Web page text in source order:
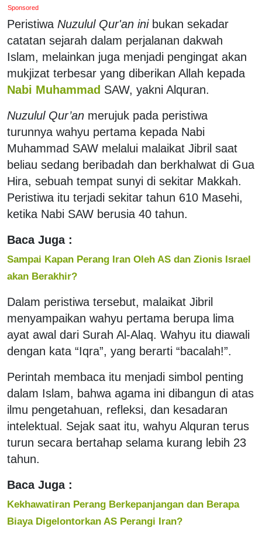
Sponsored
Peristiwa Nuzulul Qur'an inibukan sekadar
catatan sejarah dalam perjalanan dakwah
Islam, melainkan juga menjadi pengingat akan
mukjizat terbesar yang diberikan Allah kepada
Nabi Muhammad SAW, yakni Alquran.
Nuzulul Qur’an merujuk pada peristiwa
turunnya wahyu pertama kepada Nabi
Muhammad SAW melalui malaikat Jibril saat
beliau sedang beribadah dan berkhalwat di Gua
Hira, sebuah tempat sunyi di sekitar Makkah.
Peristiwa itu terjadi sekitar tahun 610 Masehi,
ketika Nabi SAW berusia 40 tahun.
Baca Juga :
Sampai Kapan Perang Iran Oleh AS dan Zionis Israel
akan Berakhir?
Dalam peristiwa tersebut, malaikat Jibril
menyampaikan wahyu pertama berupa lima
ayat awal dari Surah Al-Alaq. Wahyu itu diawali
dengan kata “Iqra”, yang berarti “bacalah!”.
Perintah membaca itu menjadi simbol penting
dalam Islam, bahwa agama ini dibangun di atas
ilmu pengetahuan, refleksi, dan kesadaran
intelektual. Sejak saat itu, wahyu Alquran terus
turun secara bertahap selama kurang lebih 23
tahun.
Baca Juga :
Kekhawatiran Perang Berkepanjangan dan Berapa
Biaya Digelontorkan AS Perangi Iran?